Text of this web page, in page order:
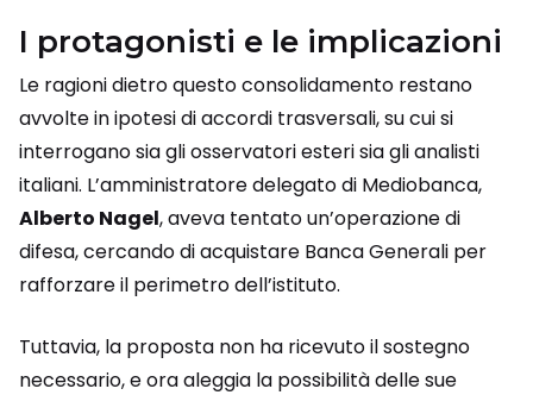
I protagonisti e le implicazioni
Le ragioni dietro questo consolidamento restano
avvolte in ipotesi di accordi trasversali, su cui si
interrogano sia gli osservatori esteri sia gli analisti
italiani. L’amministratore delegato di Mediobanca,
Alberto Nagel, aveva tentato un’operazione di
difesa, cercando di acquistare Banca Generali per
rafforzare il perimetro dell’istituto.
Tuttavia, la proposta non ha ricevuto il sostegno
necessario, e ora aleggia la possibilità delle sue